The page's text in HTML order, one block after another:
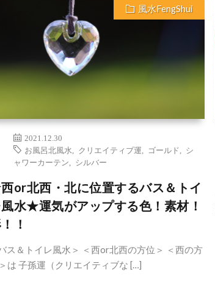
風水FengShui
2021.12.30
お風呂北風水
クリエイティブ運 ゴールド
シ
ャワーカーテン
シルバー
or北西・北に位置するバス＆トイ
風水★運気がアップする色！素材！
！
ス＆トイレ風水＞ ＜西or北西の方位＞ ＜西の方
は 子孫運（クリエイティブな […]